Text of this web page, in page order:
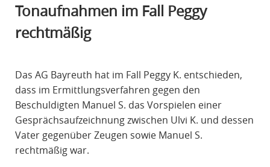
Tonaufnahmen im Fall Peggy
rechtmäßig
Das AG Bayreuth hat im Fall Peggy K. entschieden,
dass im Ermittlungsverfahren gegen den
Beschuldigten Manuel S. das Vorspielen einer
Gesprächsaufzeichnung zwischen Ulvi K. und dessen
Vater gegenüber Zeugen sowie Manuel S.
rechtmäßig war.